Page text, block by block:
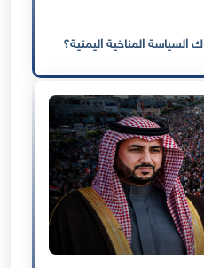
المناخية اليمنية؟